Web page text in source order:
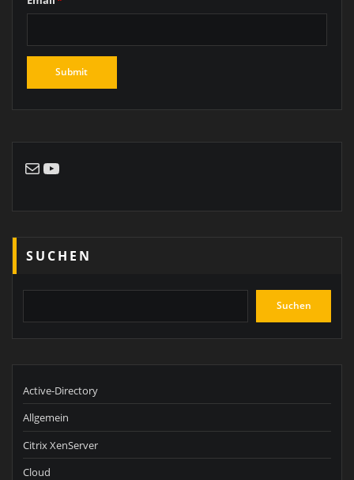
E-MailYouTube
SUCHEN
Suchen
Active-Directory
Allgemein
Citrix XenServer
Cloud